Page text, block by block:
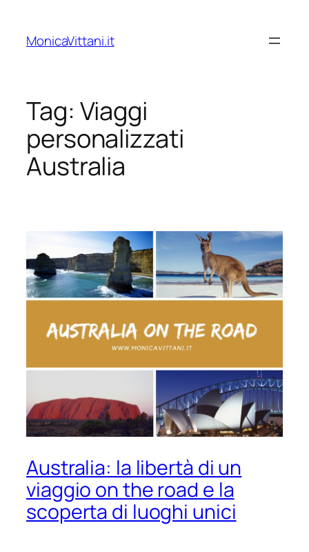
contenuto
MonicaVittani.it
Tag: Viaggi
personalizzati
Australia
Australia: la libertà di un
viaggio on the road e la
scoperta di luoghi unici